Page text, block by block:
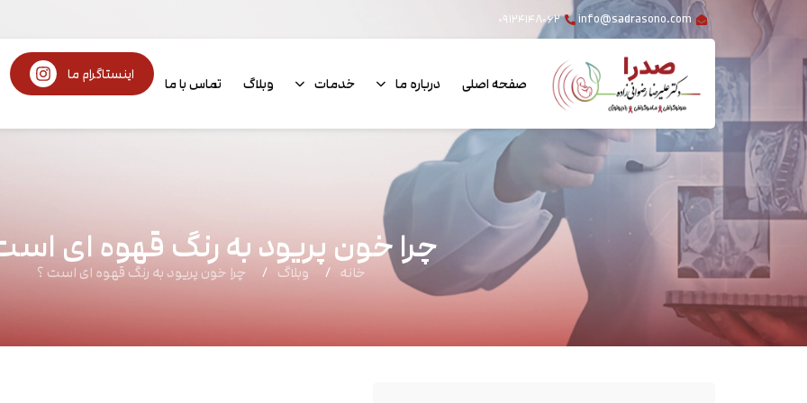
info@sadrasono.com ۰۹۱۲۴۱۴۸۰۶۲
صفحه اصلی درباره ما خدمات وبلاگ تماس با ما
اینستاگرام ما
چرا خون پریود به رنگ قهوه ای
خانه وبلاگ چرا خون پریود به رنگ قهوه ای است ؟